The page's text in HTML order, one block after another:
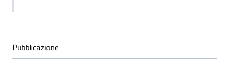
Condivisione social
Pubblicazione